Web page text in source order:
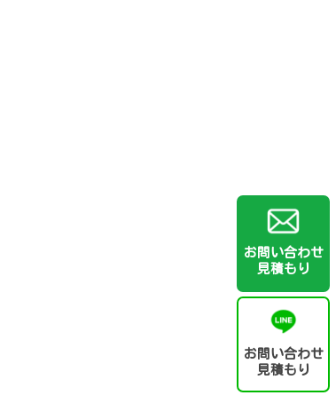
お問い合わせ
見積もり
お問い合わせ
見積もり